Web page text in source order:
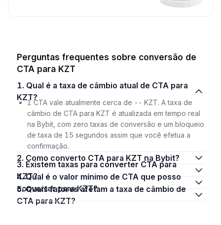
Perguntas frequentes sobre conversão de
CTA para KZT
1. Qual é a taxa de câmbio atual de CTA para
KZT?
1 CTA vale atualmente cerca de -- KZT. A taxa de
câmbio de CTA para KZT é atualizada em tempo real
na Bybit, com zero taxas de conversão e um bloqueio
de taxa de 15 segundos assim que você efetua a
confirmação.
2. Como converto CTA para KZT na Bybit?
3. Existem taxas para converter CTA para
KZT?
4. Qual é o valor mínimo de CTA que posso
converter para KZT?
5. Quais fatores afetam a taxa de câmbio de
CTA para KZT?